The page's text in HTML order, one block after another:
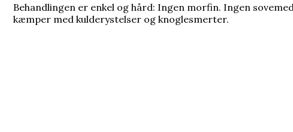
Behandlingen er enkel og hård: Ingen morfin. Ingen
kæmper med kulderystelser og knoglesmerter.